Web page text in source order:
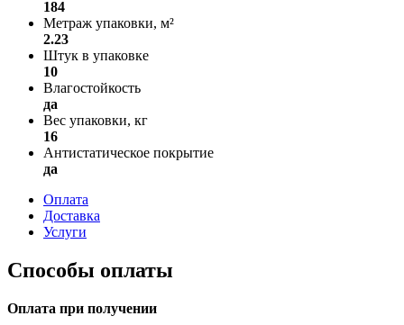
184
Метраж упаковки, м²
2.23
Штук в упаковке
10
Влагостойкость
да
Вес упаковки, кг
16
Антистатическое покрытие
да
Оплата
Доставка
Услуги
Способы оплаты
Оплата при получении